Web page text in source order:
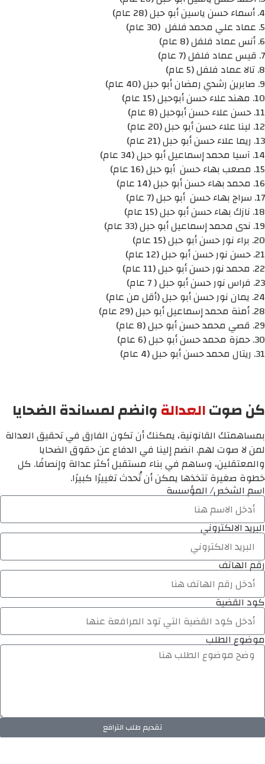
4. أسماء حسن ياسين أبو حبل (28 عام)
5. عماد علي محمد فلفل (30 عام)
6. أنس عماد فلفل (8 عام)
7. قيس عماد فلفل (7 عام)
8. تالا عماد فلفل (5 عام)
9. صابرين رشدي رمضان أبو حبل (40 عام)
10. مهند علاء حسن أبوحبل (15 عام)
11. حسن علاء حسن أبوحبل (8 عام)
12. لينا علاء حسن أبو حبل (20 عام)
13. ريما علاء حسن أبو حبل (21 عام)
14. آسيا محمد إسماعيل أبو حبل (34 عام)
15. مصعب بهاء حسن أبو حبل (16 عام)
16. محمد بهاء حسن أبو حبل (14 عام)
17. سراج بهاء حسن أبو حبل (7 عام)
18. نازك بهاء حسن أبو حبل (15 عام)
19. ندى محمد إسماعيل أبو حبل (33 عام)
20. براء نور حسن أبو حبل (15 عام)
21. حسن نور حسن أبو حبل (12 عام)
22. محمد نور حسن أبو حبل (11 عام)
23. فراس نور حسن أبو حبل ( 7 عام)
24. يمان نور حسن أبو حبل (أقل من عام)
28. أمنة محمد إسماعيل أبو حبل (29 عام)
29. قصي محمد حسن أبو حبل (8 عام)
30. حمزة محمد حسن أبو حبل (6 عام)
31. ريتال محمد حسن أبو حبل (4 عام)
كن صوتالعدالةوانضم لمساندة الضحايا
بمساهمتك القانونية، يمكنك أن تكون الفارق في تحقيق العدالة
لمن لا صوت لهم. انضم إلينا في الدفاع عن حقوق الضحايا
والمعتقلين، وساهم في بناء مستقبل أكثر عدالة وإنصافًا. كل
خطوة صغيرة تتخذها يمكن أن تُحدث تغييرًا كبيرًا.
اسم الشخص/ المؤسسة
البريد الالكتروني
رقم الهاتف
كود القضية
موضوع الطلب
تقديم طلب الترافع